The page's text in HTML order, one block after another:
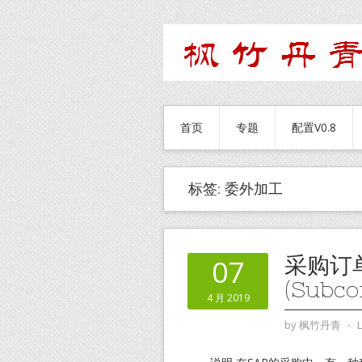
首页 专题 配置V0.8
标签: 委外加工
07
4 月 2019
采购订
by枫竹丹青 ⋅